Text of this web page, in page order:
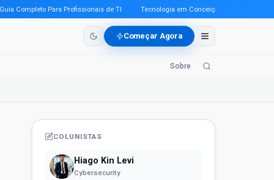
Para Profissionais de TI · Tecnologia em Conceição do Araguaia (PA)
Começar Agora
Sobre
COLUNISTAS
Hiago Kin Levi
Cybersecurity